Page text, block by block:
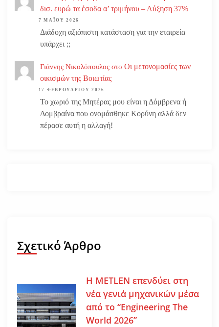
δισ. ευρώ τα έσοδα α’ τριμήνου – Αύξηση 37%
7 ΜΑΪ́ΟΥ 2026
Διάδοχη αξιόπιστη κατάσταση για την εταιρεία
υπάρχει ;;
Γιάννης Νικολόπουλος στο Οι μετονομασίες των
οικισμών της Βοιωτίας
17 ΦΕΒΡΟΥΑΡΊΟΥ 2026
Το χωριό της Μητέρας μου είναι η Δόμβρενα ή
Δομβραίνα που ονομάσθηκε Κορύνη αλλά δεν
πέρασε αυτή η αλλαγή!
Σχετικό Άρθρο
Η METLEN επενδύει στη
νέα γενιά μηχανικών μέσα
από το “Engineering The
World 2026”